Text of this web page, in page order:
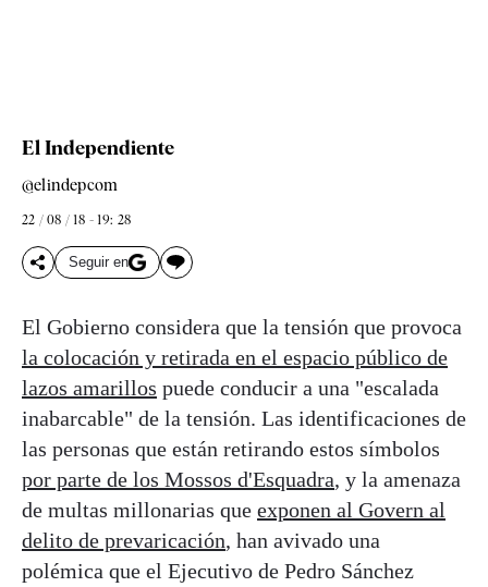
El Independiente
@elindepcom
22 / 08 / 18 - 19: 28
Seguir en
El Gobierno considera que la tensión que provoca
la colocación y retirada en el espacio público de
lazos amarillos puede conducir a una "escalada
inabarcable" de la tensión. Las identificaciones de
las personas que están retirando estos símbolos
por parte de los Mossos d'Esquadra, y la amenaza
de multas millonarias que exponen al Govern al
delito de prevaricación, han avivado una
polémica que el Ejecutivo de Pedro Sánchez